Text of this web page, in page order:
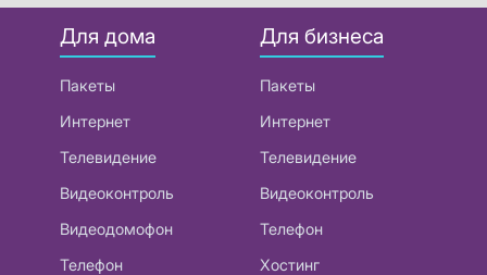
Для дома
Пакеты
Интернет
Телевидение
Видеоконтроль
Видеодомофон
Телефон
Для бизнеса
Пакеты
Интернет
Телевидение
Видеоконтроль
Телефон
Хостинг